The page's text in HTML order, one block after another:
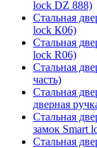
lock DZ 888)
Стальная
lock К06)
Стальная
lock R06)
Стальная
часть)
Стальная
дверная
Стальная
замок Smart
Стальная